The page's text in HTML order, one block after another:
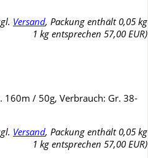
Versand, Packung enthält 0,05 kg
1 kg entsprechen 57,00 EUR)
160m / 50g, Verbrauch: Gr. 38-
Versand, Packung enthält 0,05 kg
1 kg entsprechen 57,00 EUR)